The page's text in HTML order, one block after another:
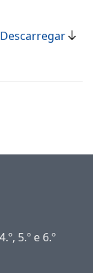
Descarregar
5.º e 6.º